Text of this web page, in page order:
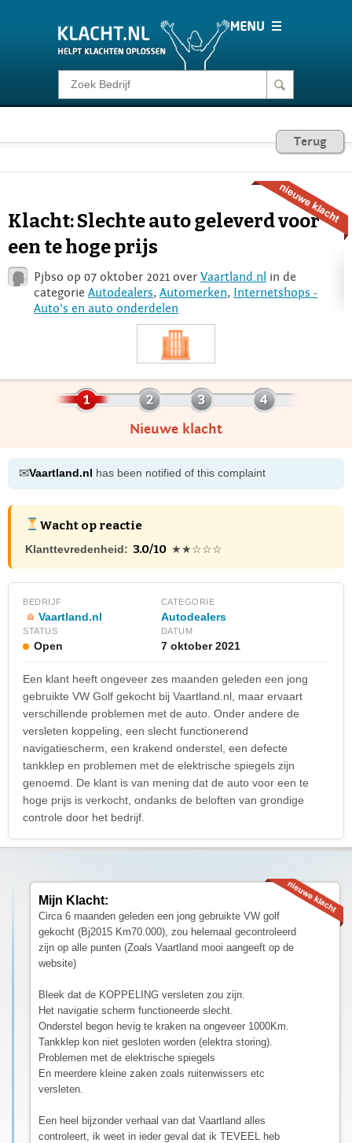
Klacht melden
Consumentenrecht
Voor Bedrijven
Login
Terug
Klacht: Slechte auto geleverd voor
een te hoge prijs
Pjbso op 07 oktober 2021 overVaartland.nl in de
categorie Autodealers, Automerken, Internetshops -
Auto's en auto onderdelen
Nieuwe klacht
✉Vaartland.nl has been notified of this complaint
Wacht op reactie
Klanttevredenheid: 3.0/10 ★★☆☆☆
BEDRIJF
Vaartland.nl
CATEGORIE
Autodealers
STATUS
Open
DATUM
7 oktober 2021
Een klant heeft ongeveer zes maanden geleden een jong
gebruikte VW Golf gekocht bij Vaartland.nl, maar ervaart
verschillende problemen met de auto. Onder andere de
versleten koppeling, een slecht functionerend
navigatiescherm, een krakend onderstel, een defecte
tankklep en problemen met de elektrische spiegels zijn
genoemd. De klant is van mening dat de auto voor een te
hoge prijs is verkocht, ondanks de beloften van grondige
controle door het bedrijf.
Mijn Klacht:
Circa 6 maanden geleden een jong gebruikte VW golf
gekocht (Bj2015 Km70.000), zou helemaal gecontroleerd
zijn op alle punten (Zoals Vaartland mooi aangeeft op de
website)
Bleek dat de KOPPELING versleten zou zijn.
Het navigatie scherm functioneerde slecht.
Onderstel begon hevig te kraken na ongeveer 1000Km.
Tankklep kon niet gesloten worden (elektra storing).
Problemen met de elektrische spiegels
En meerdere kleine zaken zoals ruitenwissers etc
versleten.
Een heel bijzonder verhaal van dat Vaartland alles
controleert, ik weet in ieder geval dat ik TEVEEL heb